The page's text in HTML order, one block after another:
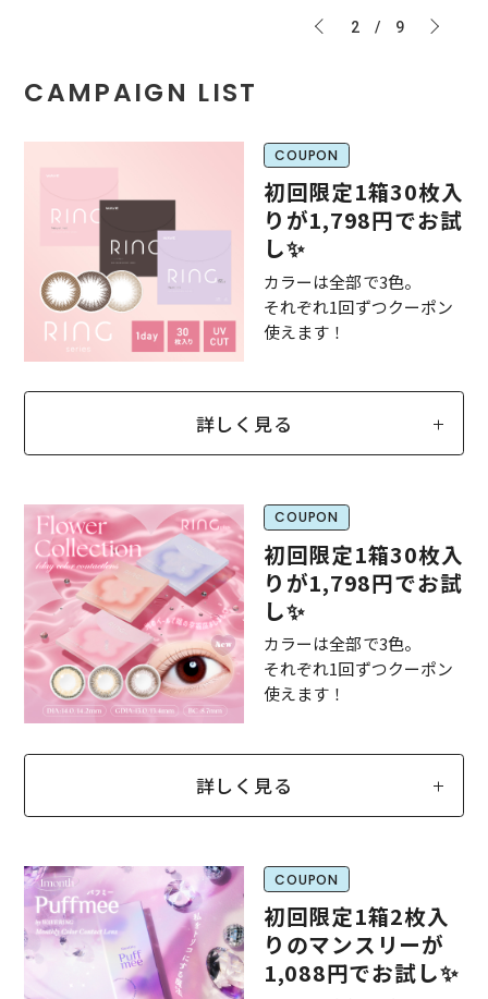
2/ 9
CAMPAIGN LIST
COUPON
初回限定1箱30枚入
りが1,798円でお試
し✨
カラーは全部で3色。
それぞれ1回ずつクーポン
使えます！
詳しく見る
COUPON
初回限定1箱30枚入
りが1,798円でお試
し✨
カラーは全部で3色。
それぞれ1回ずつクーポン
使えます！
詳しく見る
COUPON
初回限定1箱2枚入
りのマンスリーが
1,088円でお試し✨